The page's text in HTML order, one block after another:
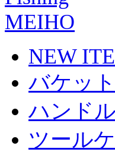
NEW
バケッ
ハンド
ツール